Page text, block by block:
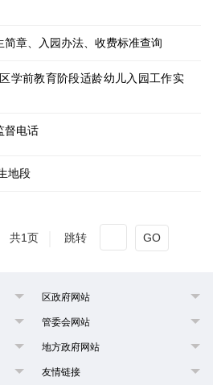
简章、入园办法、收费标准查询
学前教育阶段适龄幼儿入园工作实
督电话
地段
共1页 跳转 GO
区政府网站
管委会网站
地方政府网站
友情链接